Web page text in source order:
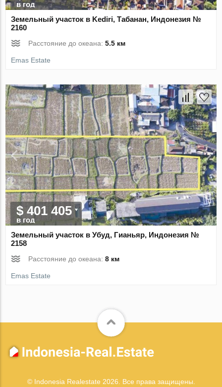
в год
Земельный участок в Kediri, Табанан, Индонезия №
2160
Расстояние до океана:5.5 км
Emas Estate
$ 401 405
в год
Земельный участок в Убуд, Гианьяр, Индонезия №
2158
Расстояние до океана:8 км
Emas Estate
© Indonesia Realestate 2026. Все права защищены.